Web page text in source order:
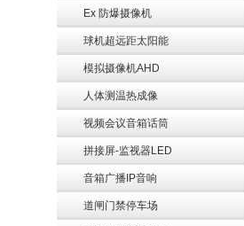
Ex 防爆摄像机
球机超远距太阳能
模拟摄像机AHD
人体测温热成像
视频会议音箱话筒
拼接屏-监视器LED
音箱广播IP音响
道闸门禁停车场